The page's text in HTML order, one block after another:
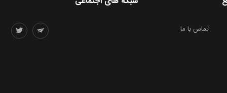
تماس با ما